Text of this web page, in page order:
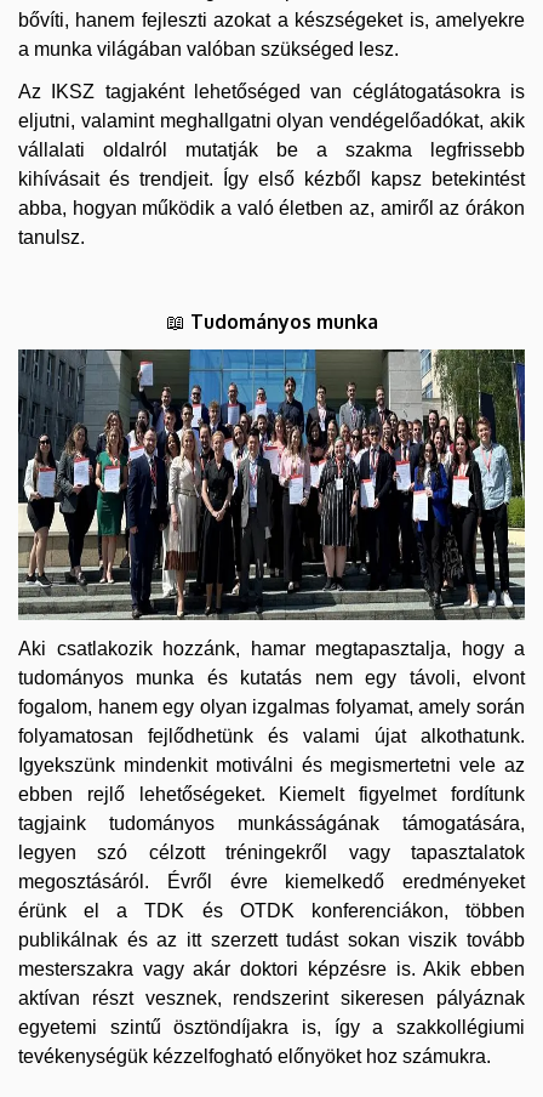
bővíti, hanem fejleszti azokat a készségeket is, amelyekre
a munka világában valóban szükséged lesz.
Az IKSZ tagjaként lehetőséged van céglátogatásokra is
eljutni, valamint meghallgatni olyan vendégelőadókat, akik
vállalati oldalról mutatják be a szakma legfrissebb
kihívásait és trendjeit. Így első kézből kapsz betekintést
abba, hogyan működik a való életben az, amiről az órákon
tanulsz.
📖 Tudományos munka
Aki csatlakozik hozzánk, hamar megtapasztalja, hogy a
tudományos munka és kutatás nem egy távoli, elvont
fogalom, hanem egy olyan izgalmas folyamat, amely során
folyamatosan fejlődhetünk és valami újat alkothatunk.
Igyekszünk mindenkit motiválni és megismertetni vele az
ebben rejlő lehetőségeket. Kiemelt figyelmet fordítunk
tagjaink tudományos munkásságának támogatására,
legyen szó célzott tréningekről vagy tapasztalatok
megosztásáról. Évről évre kiemelkedő eredményeket
érünk el a TDK és OTDK konferenciákon, többen
publikálnak és az itt szerzett tudást sokan viszik tovább
mesterszakra vagy akár doktori képzésre is. Akik ebben
aktívan részt vesznek, rendszerint sikeresen pályáznak
egyetemi szintű ösztöndíjakra is, így a szakkollégiumi
tevékenységük kézzelfogható előnyöket hoz számukra.